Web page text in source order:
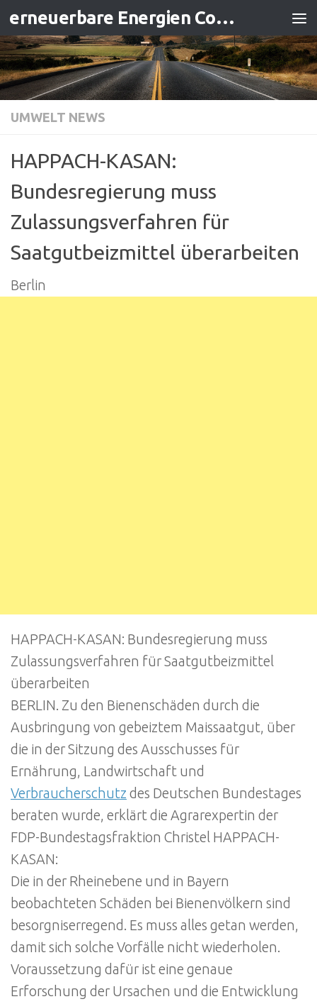
Zum Inhalt springen erneuerbare Energien Contracting
UMWELT NEWS
HAPPACH-KASAN:
Bundesregierung muss
Zulassungsverfahren für
Saatgutbeizmittel überarbeiten
Berlin
HAPPACH-KASAN: Bundesregierung muss
Zulassungsverfahren für Saatgutbeizmittel
überarbeiten
BERLIN. Zu den Bienenschäden durch die
Ausbringung von gebeiztem Maissaatgut, über
die in der Sitzung des Ausschusses für
Ernährung, Landwirtschaft und
Verbraucherschutz des Deutschen Bundestages
beraten wurde, erklärt die Agrarexpertin der
FDP-Bundestagsfraktion Christel HAPPACH-
KASAN:
Die in der Rheinebene und in Bayern
beobachteten Schäden bei Bienenvölkern sind
besorgniserregend. Es muss alles getan werden,
damit sich solche Vorfälle nicht wiederholen.
Voraussetzung dafür ist eine genaue
Erforschung der Ursachen und die Entwicklung